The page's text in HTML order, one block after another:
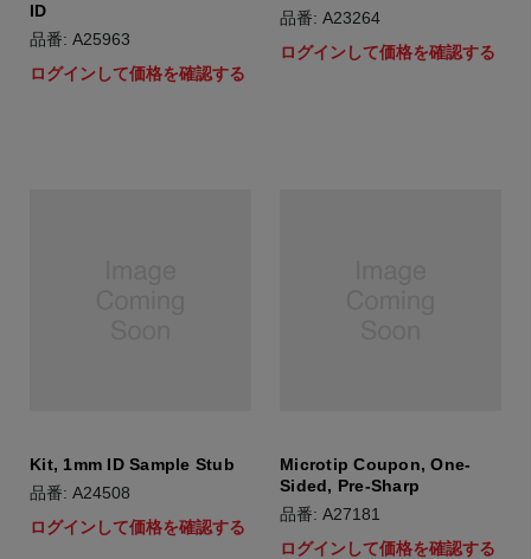
ID
品番: A25963
ログインして価格を確認する
品番: A23264
ログインして価格を確認する
Kit, 1mm ID Sample Stub
品番: A24508
ログインして価格を確認する
Microtip Coupon, One-
Sided, Pre-Sharp
品番: A27181
ログインして価格を確認する